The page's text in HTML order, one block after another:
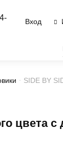
Вход
SIDE BY
цвета